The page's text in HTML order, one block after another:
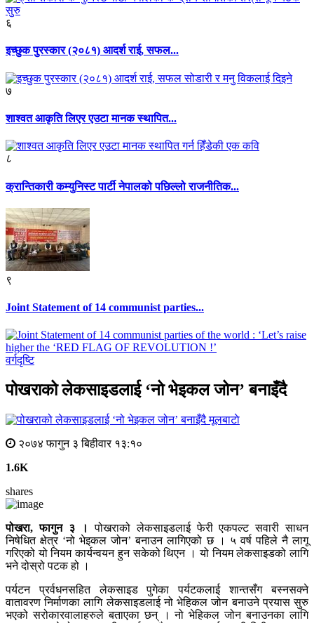
६
इच्छुक पुरस्कार (२०८१) आदर्श राई, सफल...
७
शाश्वत आकृति लिएर एउटा मानक स्थापित...
८
क्रान्तिकारी कम्युनिस्ट पार्टी नेपालको पछिल्लो राजनीतिक...
९
Joint Statement of 14 communist parties...
वर्गदृष्टि
पोखराको लेकसाइडलाई ‘नो भेइकल जोन’ बनाइँदै
मूलबाटाे
२०७४ फागुन ३ बिहीवार १३:१०
1.6K
shares
पोखरा, फागुन ३ ।
पोखराको लेकसाइडलाई फेरी एकपल्ट सवारी साधन
निषेधित क्षेत्र ‘नो भेइकल जोन’ बनाउन लागिएको छ । ५ वर्ष पहिले नै लागू
गरिएको यो नियम कार्यन्वयन हुन सकेको थिएन । यो नियम लेकसाइडको लागि
भने दोस्रो पटक हो ।
पर्यटन प्रर्वधनसहित लेकसाइड पुगेका पर्यटकलाई शान्तसँग बस्नसक्ने
वातावरण निर्माणका लागि लेकसाइडलाई नो भेहिकल जोन बनाउने प्रयास सुरु
भएको सरोकारवालाहरुले बताएका छन् । नो भेहिकल जोन बनाउनका लागि